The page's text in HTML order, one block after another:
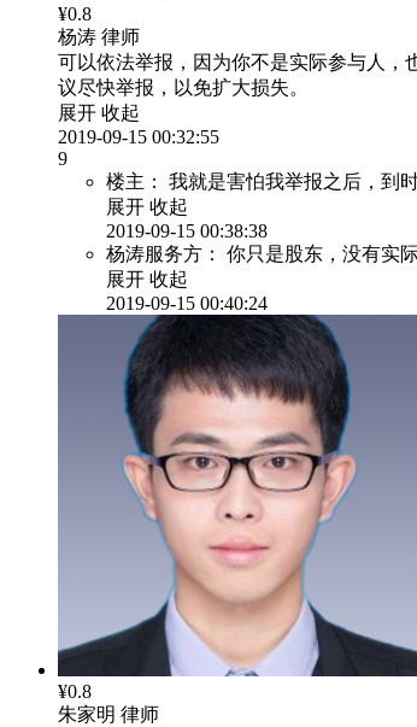
¥0.8
杨涛 律师
可以依法举报，因为你不是实际参与人，
议尽快举报，以免扩大损失。
展开 收起
2019-09-15 00:32:55
9
楼主：
我就是害怕我举报之后，到
展开 收起
2019-09-15 00:38:38
杨涛服务方：
你只是股东，没有实
展开 收起
2019-09-15 00:40:24
¥0.8
朱家明 律师